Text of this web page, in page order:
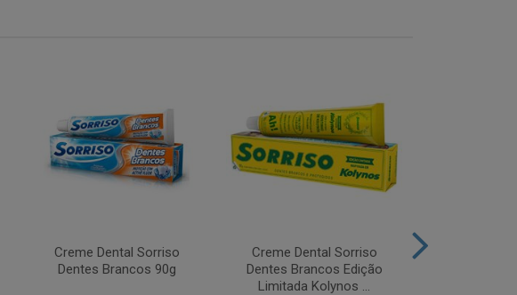
Creme Dental Sorriso
Dentes Brancos 90g
Creme Dental Sorriso
Dentes Brancos Edição
Limitada Kolynos ...